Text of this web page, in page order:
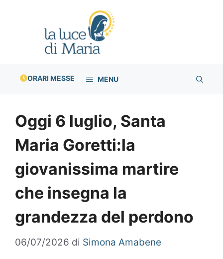
ORARI MESSE MENU
Oggi 6 luglio, Santa
Maria Goretti:la
giovanissima martire
che insegna la
grandezza del perdono
06/07/2026 di Simona Amabene